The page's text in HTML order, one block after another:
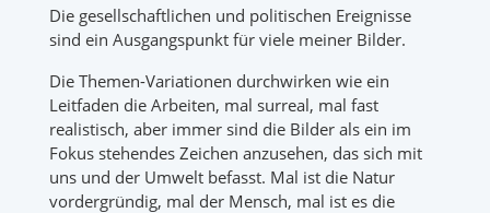
Die gesellschaftlichen und politischen Ereignisse
sind ein Ausgangspunkt für viele meiner Bilder.
Die Themen-Variationen durchwirken wie ein
Leitfaden die Arbeiten, mal surreal, mal fast
realistisch, aber immer sind die Bilder als ein im
Fokus stehendes Zeichen anzusehen, das sich mit
uns und der Umwelt befasst. Mal ist die Natur
vordergründig, mal der Mensch, mal ist es die